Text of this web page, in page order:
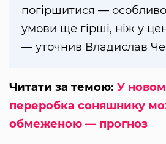
погіршитися —
умови ще гірші, ніж у
— уточнив Владислав
Читати за темою: У
переробка соняшнику
обмеженою — прогноз